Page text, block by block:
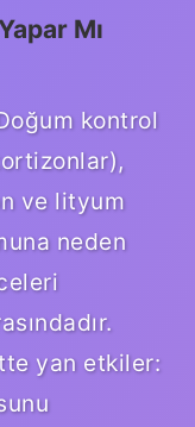
Mı
kontrol
ve lityum
neden
yan etkiler: